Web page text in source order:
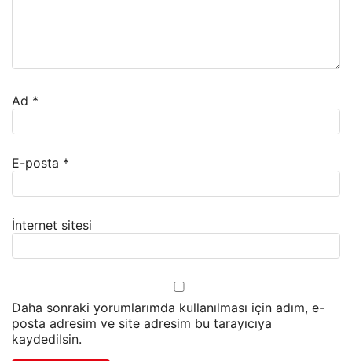
Ad *
E-posta *
İnternet sitesi
Daha sonraki yorumlarımda kullanılması için adım, e-
posta adresim ve site adresim bu tarayıcıya
kaydedilsin.